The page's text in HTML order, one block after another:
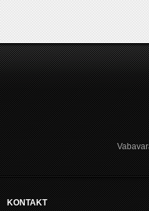
KONTAKT